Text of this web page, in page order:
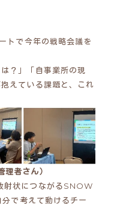
トで今年の戦略会議を
？」「自事業所の現
えている課題と、これ
者さん）
射状につながるSNOW
で考えて動けるチー